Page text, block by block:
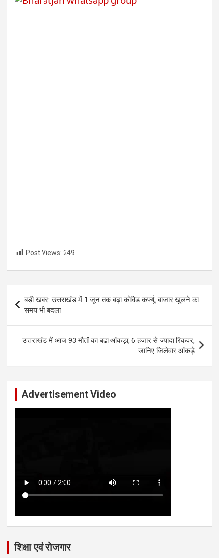
Post Views: 249
Post
navigation
बड़ी खबर: उत्तराखंड में 1 जून तक बढ़ा कोविड कर्फ्यू, बाजार खुलने का
समय भी बदला
उत्तराखंड में आज 93 मौतों का बढा आंकड़ा, 6 हजार से ज्यादा रिकवर,
जानिए जिलेवार आंकड़े
Advertisement Video
शिक्षा एवं रोजगार